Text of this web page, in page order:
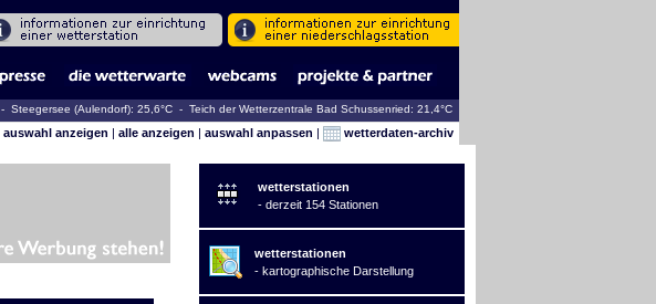
- Steegersee (Aulendorf): 25,6°C - Teich der Wetterzentrale Bad Schussenried: 21,4°C
auswahl anzeigen | alle anzeigen | auswahl anpassen | wetterdaten-archiv
wetterstationen
- derzeit 154 Stationen
wetterstationen
- kartographische Darstellung